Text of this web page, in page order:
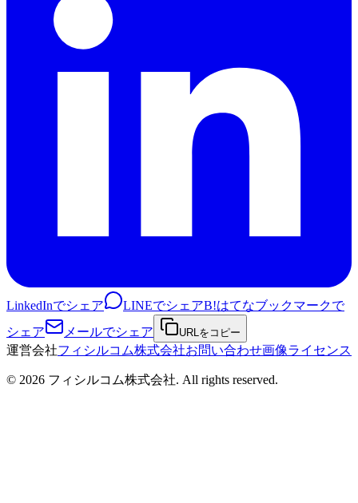
LinkedInでシェア LINEでシェアB!はてなブックマークで
シェア
メールでシェア URLをコピー
運営会社フィシルコム株式会社お問い合わせ画像ライセンス
© 2026 フィシルコム株式会社. All rights reserved.